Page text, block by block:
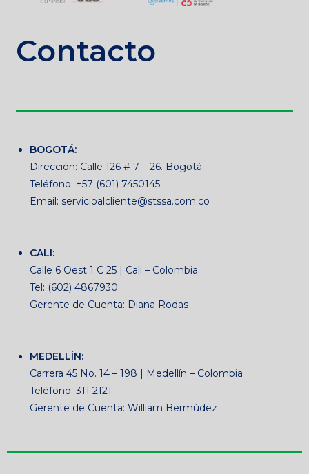
Contacto
BOGOTÁ:
Dirección: Calle 126 # 7 – 26. Bogotá
Teléfono: +57 (601) 7450145
Email: servicioalcliente@stssa.com.co
CALI:
Calle 6 Oest 1 C 25 | Cali – Colombia
Tel: (602) 4867930
Gerente de Cuenta: Diana Rodas
MEDELLÍN:
Carrera 45 No. 14 – 198 | Medellín – Colombia
Teléfono: 311 2121
Gerente de Cuenta: William Bermúdez